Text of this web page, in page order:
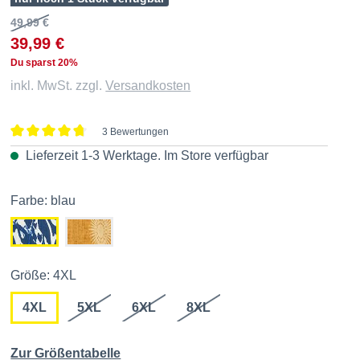
49,99 €
39,99 €
Du sparst 20%
inkl. MwSt. zzgl.Versandkosten
Durchschnittliche Bewertung von 4.6 von 5 Sternen
3 Bewertungen
Lieferzeit 1-3 Werktage. Im Store verfügbar
Farbe: blau
Größe: 4XL
4XL 5XL 6XL 8XL
Zur Größentabelle